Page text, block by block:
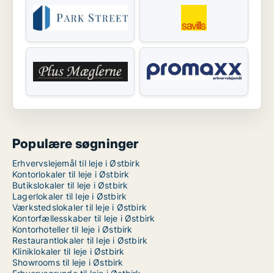
Populære søgninger
Erhvervslejemål til leje i Østbirk
Kontorlokaler til leje i Østbirk
Butikslokaler til leje i Østbirk
Lagerlokaler til leje i Østbirk
Værkstedslokaler til leje i Østbirk
Kontorfællesskaber til leje i Østbirk
Kontorhoteller til leje i Østbirk
Restaurantlokaler til leje i Østbirk
Kliniklokaler til leje i Østbirk
Showrooms til leje i Østbirk